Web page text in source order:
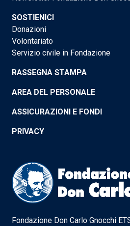
SOSTIENICI
Donazioni
Volontariato
Servizio civile in Fondazione
RASSEGNA STAMPA
AREA DEL PERSONALE
ASSICURAZIONI E FONDI
PRIVACY
Fondazione Don Carlo Gnocchi